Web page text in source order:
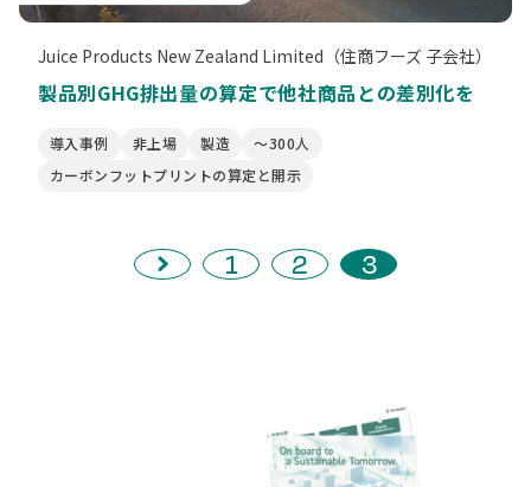
Juice Products New Zealand Limited（住商フーズ 子会社）
製品別GHG排出量の算定で他社商品との差別化を
導入事例 非上場 製造
〜300人
カーボンフットプリントの算定と開示
1 2 3